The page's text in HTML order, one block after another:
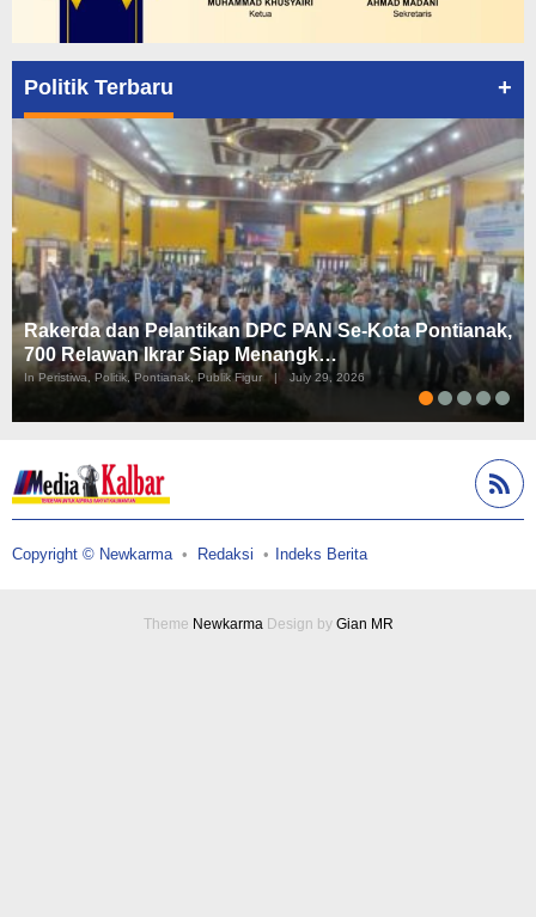
Politik Terbaru +
Rakerda dan Pelantikan DPC PAN Se-Kota Pontianak,
700 Relawan Ikrar Siap Menangk…
In Peristiwa, Politik, Pontianak, Publik Figur July 29, 2026
Copyright © Newkarma Redaksi Indeks Berita
Theme NewkarmaDesign by Gian MR